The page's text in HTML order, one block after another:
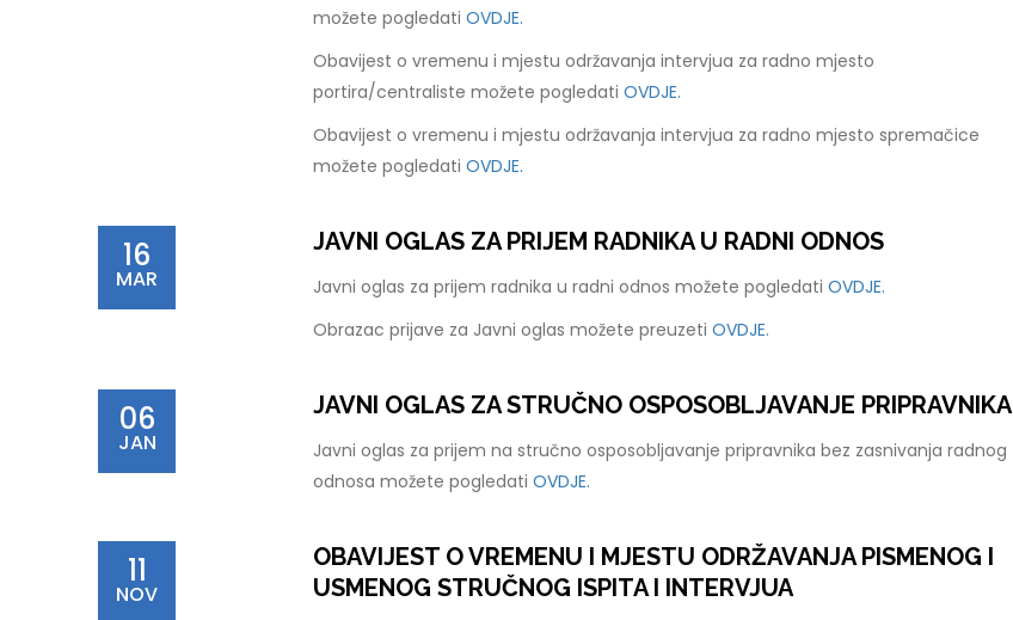
možete pogledati OVDJE.
Obavijest o vremenu i mjestu održavanja intervjua za radno mjesto
portira/centraliste možete pogledati OVDJE.
Obavijest o vremenu i mjestu održavanja intervjua za radno mjesto spremačice
možete pogledati OVDJE.
16
MAR
JAVNI OGLAS ZA PRIJEM RADNIKA U RADNI ODNOS
Javni oglas za prijem radnika u radni odnos možete pogledati OVDJE.
Obrazac prijave za Javni oglas možete preuzeti OVDJE.
06
JAN
JAVNI OGLAS ZA STRUČNO OSPOSOBLJAVANJE PRIPRAVNIKA
Javni oglas za prijem na stručno osposobljavanje pripravnika bez zasnivanja radnog
odnosa možete pogledati OVDJE.
11
NOV
OBAVIJEST O VREMENU I MJESTU ODRŽAVANJA PISMENOG I
USMENOG STRUČNOG ISPITA I INTERVJUA